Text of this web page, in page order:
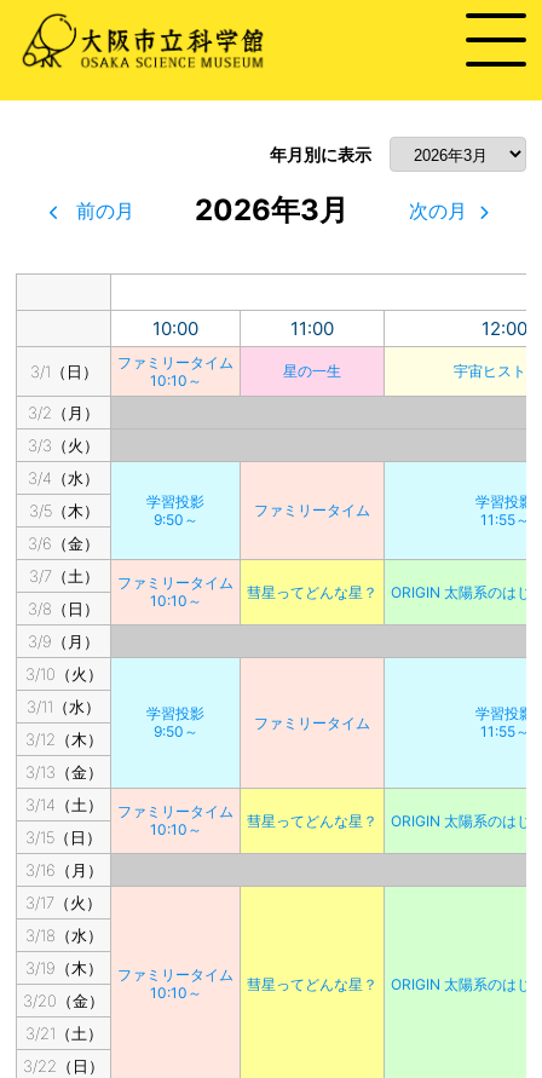
年月別に表示
前の月 2026年3月 次の月
10:00 11:00 12:00
3/1（日）
ファミリータイム
10:10～
星の一生 宇宙ヒスト
3/2（月）
3/3（火）
3/4（水）
学習投影
9:50～
ファミリータイム
学習投影
11:55～
3/5（木）
3/6（金）
3/7（土）
ファミリータイム
10:10～
彗星ってどんな星？ ORIGIN 太陽系のはじ
3/8（日）
3/9（月）
3/10（火）
学習投影
9:50～
ファミリータイム
学習投影
11:55～
3/11（水）
3/12（木）
3/13（金）
3/14（土）
ファミリータイム
10:10～
彗星ってどんな星？ ORIGIN 太陽系のはじ
3/15（日）
3/16（月）
3/17（火）
ファミリータイム
10:10～
彗星ってどんな星？ ORIGIN 太陽系のはじ
3/18（水）
3/19（木）
3/20（金）
3/21（土）
3/22（日）